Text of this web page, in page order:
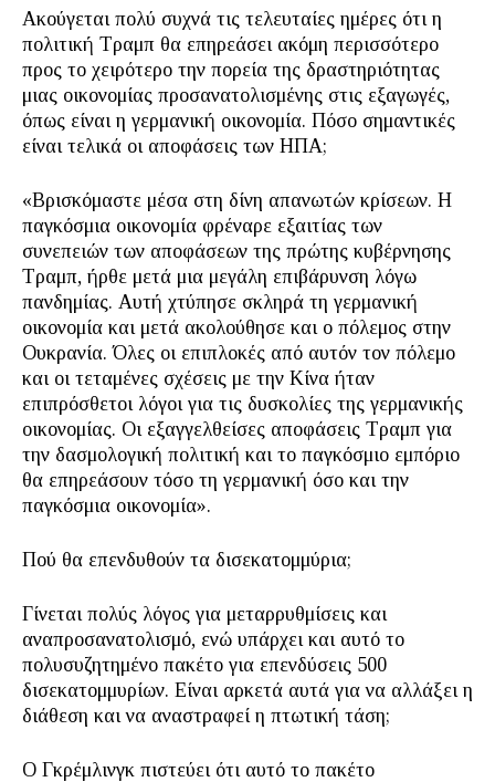
Ακούγεται πολύ συχνά τις τελευταίες ημέρες ότι η
πολιτική Τραμπ θα επηρεάσει ακόμη περισσότερο
προς το χειρότερο την πορεία της δραστηριότητας
μιας οικονομίας προσανατολισμένης στις εξαγωγές,
όπως είναι η γερμανική οικονομία. Πόσο σημαντικές
είναι τελικά οι αποφάσεις των ΗΠΑ;
«Βρισκόμαστε μέσα στη δίνη απανωτών κρίσεων. Η
παγκόσμια οικονομία φρέναρε εξαιτίας των
συνεπειών των αποφάσεων της πρώτης κυβέρνησης
Τραμπ, ήρθε μετά μια μεγάλη επιβάρυνση λόγω
πανδημίας. Αυτή χτύπησε σκληρά τη γερμανική
οικονομία και μετά ακολούθησε και ο πόλεμος στην
Ουκρανία. Όλες οι επιπλοκές από αυτόν τον πόλεμο
και οι τεταμένες σχέσεις με την Κίνα ήταν
επιπρόσθετοι λόγοι για τις δυσκολίες της γερμανικής
οικονομίας. Οι εξαγγελθείσες αποφάσεις Τραμπ για
την δασμολογική πολιτική και το παγκόσμιο εμπόριο
θα επηρεάσουν τόσο τη γερμανική όσο και την
παγκόσμια οικονομία».
Πού θα επενδυθούν τα δισεκατομμύρια;
Γίνεται πολύς λόγος για μεταρρυθμίσεις και
αναπροσανατολισμό, ενώ υπάρχει και αυτό το
πολυσυζητημένο πακέτο για επενδύσεις 500
δισεκατομμυρίων. Είναι αρκετά αυτά για να αλλάξει η
διάθεση και να αναστραφεί η πτωτική τάση;
Ο Γκρέμλινγκ πιστεύει ότι αυτό το πακέτο